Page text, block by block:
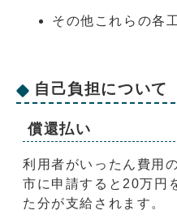
その他これらの各
自己負担について
償還払い
利用者がいったん費用
市に申請すると20万円
た分が支給されます。